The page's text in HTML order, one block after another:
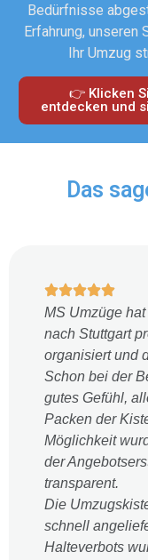
Bedürfnisse
Erfahrung, unseren
Ihr Umzug
👉 Klicken
entdecken und
Das
MS Umzüge
nach Stuttgart
organisiert und
Schon bei der
gutes Gefühl,
Packen der
Möglichkeit
der
transparent.
Die
schnell
Halteverbots